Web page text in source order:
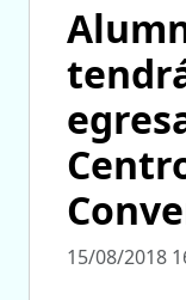
15/08/2018